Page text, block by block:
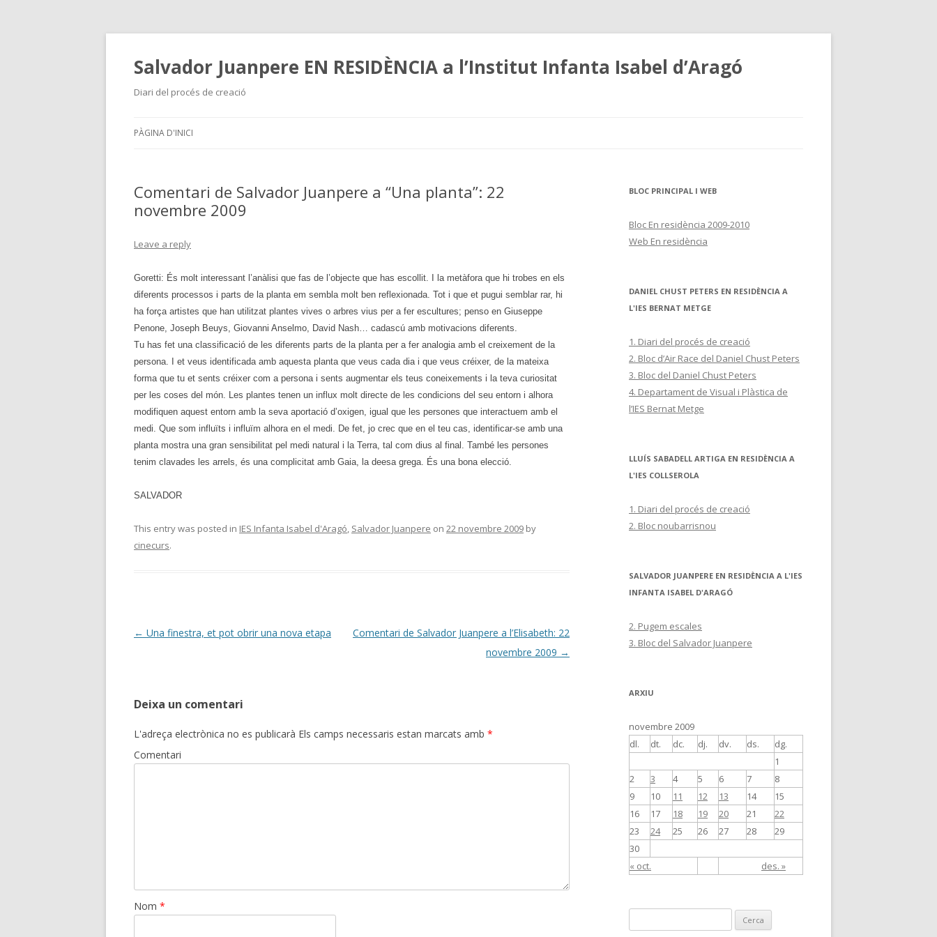
Salvador Juanpere EN RESIDÈNCIA a l’Institut Infanta Isabel d’Aragó
Diari del procés de creació
PÀGINA D'INICI
Comentari de Salvador Juanpere a “Una planta”: 22
novembre 2009
Leave a reply
Goretti: És molt interessant l’anàlisi que fas de l’objecte que has escollit. I la metàfora que hi trobes en els
diferents processos i parts de la planta em sembla molt ben reflexionada. Tot i que et pugui semblar rar, hi
ha força artistes que han utilitzat plantes vives o arbres vius per a fer escultures; penso en Giuseppe
Penone, Joseph Beuys, Giovanni Anselmo, David Nash… cadascú amb motivacions diferents.
Tu has fet una classificació de les diferents parts de la planta per a fer analogia amb el creixement de la
persona. I et veus identificada amb aquesta planta que veus cada dia i que veus créixer, de la mateixa
forma que tu et sents créixer com a persona i sents augmentar els teus coneixements i la teva curiositat
per les coses del món. Les plantes tenen un influx molt directe de les condicions del seu entorn i alhora
modifiquen aquest entorn amb la seva aportació d’oxigen, igual que les persones que interactuem amb el
medi. Que som influïts i influïm alhora en el medi. De fet, jo crec que en el teu cas, identificar-se amb una
planta mostra una gran sensibilitat pel medi natural i la Terra, tal com dius al final. També les persones
tenim clavades les arrels, és una complicitat amb Gaia, la deesa grega. És una bona elecció.
SALVADOR
This entry was posted in IES Infanta Isabel d'Aragó, Salvador Juanpere on 22 novembre 2009 by
cinecurs.
Post
← Una finestra, et pot obrir una nova etapa
Comentari de Salvador Juanpere a l’Elisabeth: 22
novembre 2009 →
Deixa un comentari
L'adreça electrònica no es publicarà Els camps necessaris estan marcats amb *
Comentari
Nom *
BLOC PRINCIPAL I WEB
Bloc En residència 2009-2010
Web En residència
DANIEL CHUST PETERS EN RESIDÈNCIA A
L'IES BERNAT METGE
1. Diari del procés de creació
2. Bloc d’Air Race del Daniel Chust Peters
3. Bloc del Daniel Chust Peters
4. Departament de Visual i Plàstica de
l’IES Bernat Metge
LLUÍS SABADELL ARTIGA EN RESIDÈNCIA A
L'IES COLLSEROLA
1. Diari del procés de creació
2. Bloc noubarrisnou
SALVADOR JUANPERE EN RESIDÈNCIA A L'IES
INFANTA ISABEL D'ARAGÓ
2. Pugem escales
3. Bloc del Salvador Juanpere
ARXIU
novembre 2009
dl.
dt. dc. dj. dv. ds. dg.
« oct. des. »
1
2
3 4 5 6 7
8
9
10 11 12 13 14
15
16
17 18 19 20 21
22
23
24 25 26 27 28
29
30
e